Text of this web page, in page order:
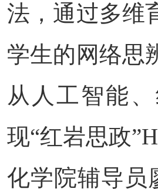
法，通过多维
学生的网络思
从人工智能
现“红岩思政
化学院辅导员